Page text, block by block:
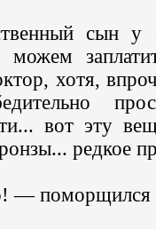
сын у
можем
хотя,
вот эту
редкое
— поморщился